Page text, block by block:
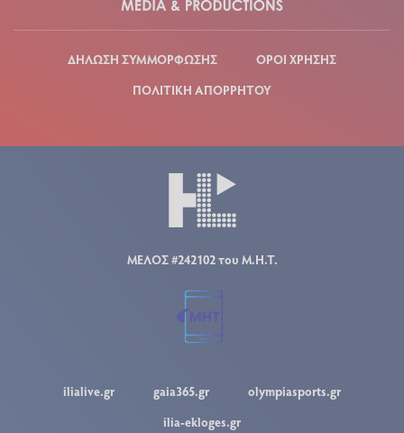
ΔΗΛΩΣΗ ΣΥΜΜΟΡΦΩΣΗΣ
ΟΡΟΙ ΧΡΗΣΗΣ
ΠΟΛΙΤΙΚΗ ΑΠΟΡΡΗΤΟΥ
ΜΕΛΟΣ #242102 του Μ.Η.Τ.
ilialive.gr gaia365.gr
olympiasports.gr
ilia-ekloges.gr